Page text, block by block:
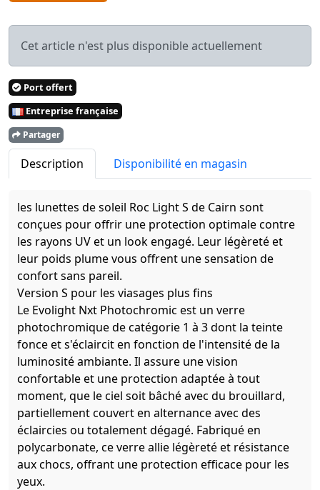
Cet article n'est plus disponible actuellement
Port offert
Entreprise française
Partager
Description Disponibilité en magasin
les lunettes de soleil Roc Light S de Cairn sont
conçues pour offrir une protection optimale contre
les rayons UV et un look engagé. Leur légèreté et
leur poids plume vous offrent une sensation de
confort sans pareil.
Version S pour les viasages plus fins
Le Evolight Nxt Photochromic est un verre
photochromique de catégorie 1 à 3 dont la teinte
fonce et s'éclaircit en fonction de l'intensité de la
luminosité ambiante. Il assure une vision
confortable et une protection adaptée à tout
moment, que le ciel soit bâché avec du brouillard,
partiellement couvert en alternance avec des
éclaircies ou totalement dégagé. Fabriqué en
polycarbonate, ce verre allie légèreté et résistance
aux chocs, offrant une protection efficace pour les
yeux.